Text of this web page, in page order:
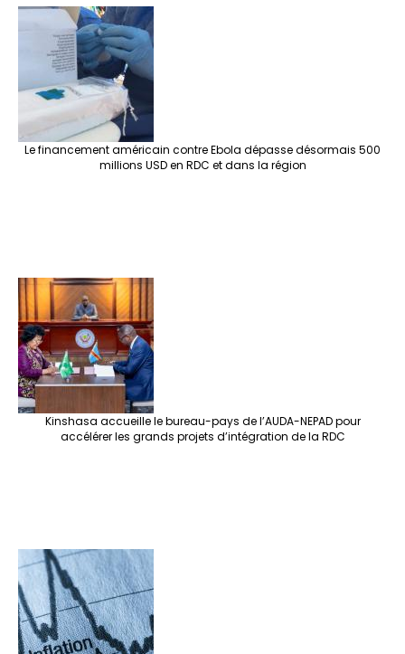
Le financement américain contre Ebola dépasse désormais 500
millions USD en RDC et dans la région
Kinshasa accueille le bureau-pays de l’AUDA-NEPAD pour
accélérer les grands projets d’intégration de la RDC